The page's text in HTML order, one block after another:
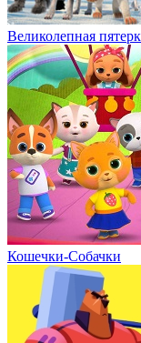
Великолепная
Кошечки-Собачки